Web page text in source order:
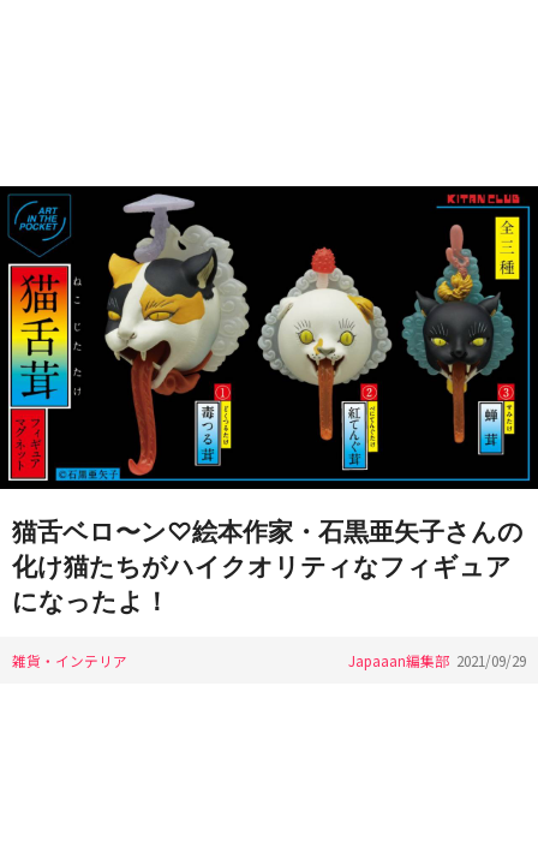
猫舌ベロ〜ン♡絵本作家・石黒亜矢子さんの
化け猫たちがハイクオリティなフィギュア
になったよ！
雑貨・インテリア Japaaan編集部 2021/09/29